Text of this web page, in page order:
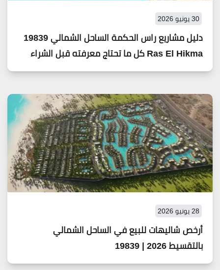
30 يونيو 2026
دليل مشاريع راس الحكمة الساحل الشمالي 19839
Ras El Hikma كل ما تحتاج معرفته قبل الشراء
28 يونيو 2026
أرخص شاليهات للبيع في الساحل الشمالي
بالتقسيط 2026 | 19839